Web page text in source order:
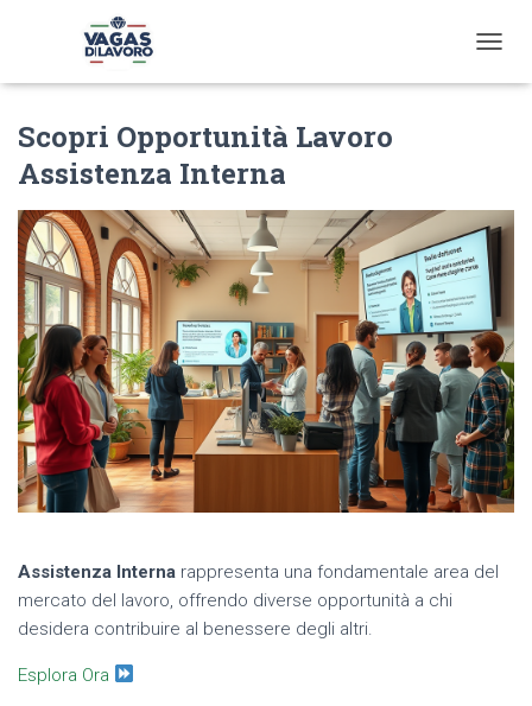
O
I
G
A
T
I
O
N
Scopri Opportunità Lavoro
Assistenza Interna
Assistenza Interna rappresenta una fondamentale area del
mercato del lavoro, offrendo diverse opportunità a chi
desidera contribuire al benessere degli altri.
Esplora Ora